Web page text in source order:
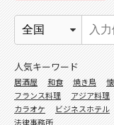
人気キーワード
居酒屋 和食 焼き鳥
フランス料理
アジア料理
カラオケ
ビジネスホテル
法律事務所